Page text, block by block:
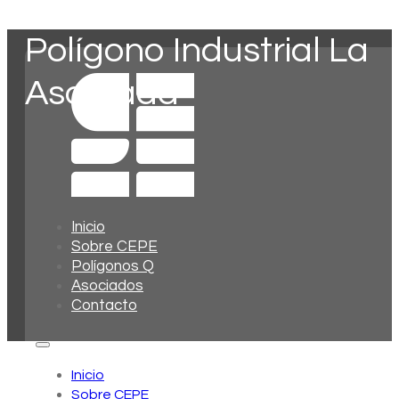
Inicio
Sobre CEPE
Polígonos Q
Asociados
Contacto
Inicio
Sobre CEPE
Polígono Industrial La
Asomada